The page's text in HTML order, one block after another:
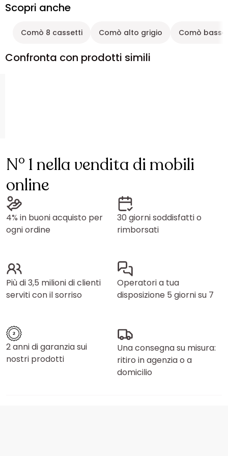
Scopri anche
Comò 8 cassetti Comò alto grigio Comò
Confronta con prodotti simili
N° 1 nella vendita di mobili
online
4% in buoni acquisto per
ogni ordine
30 giorni soddisfatti o
rimborsati
Più di 3,5 milioni di clienti
serviti con il sorriso
Operatori a tua
disposizione 5 giorni su 7
2 anni di garanzia sui
nostri prodotti
Una consegna su misura:
ritiro in agenzia o a
domicilio